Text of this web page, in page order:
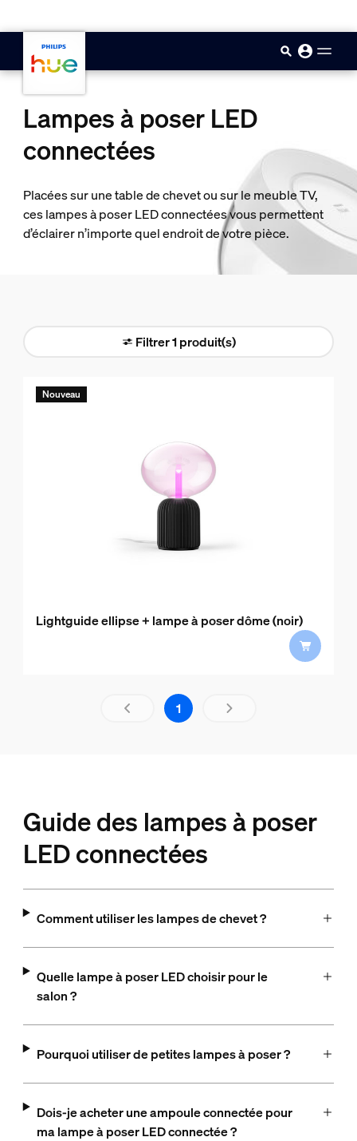
Lampes à poser LED
connectées
Placées sur une table de chevet ou sur le meuble TV,
ces lampes à poser LED connectées vous permettent
d’éclairer n’importe quel endroit de votre pièce.
Filtrer 1 produit(s)
Nouveau
Lightguide ellipse + lampe à poser dôme (noir)
aria.live.1.out.of.1
1
Guide des lampes à poser
LED connectées
Comment utiliser les lampes de chevet ?
Quelle lampe à poser LED choisir pour le
salon ?
Pourquoi utiliser de petites lampes à poser ?
Dois-je acheter une ampoule connectée pour
ma lampe à poser LED connectée ?